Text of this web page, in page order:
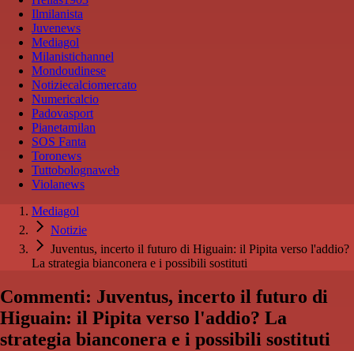
Ilmilanista
Juvenews
Mediagol
Milanistichannel
Mondoudinese
Notiziecalciomercato
Numericalcio
Padovasport
Pianetamilan
SOS Fanta
Toronews
Tuttobolognaweb
Violanews
Mediagol
Notizie
Juventus, incerto il futuro di Higuain: il Pipita verso l'addio?
La strategia bianconera e i possibili sostituti
Commenti: Juventus, incerto il futuro di
Higuain: il Pipita verso l'addio? La
strategia bianconera e i possibili sostituti